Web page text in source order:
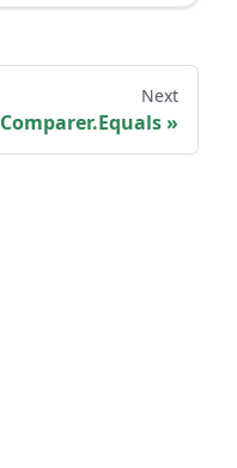
Next
Comparer.Equals